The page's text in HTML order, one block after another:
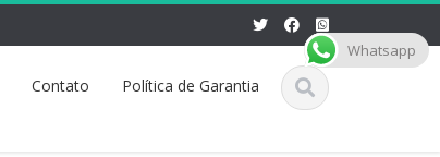
Contato Política de Garantia
Whatsapp